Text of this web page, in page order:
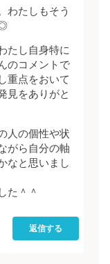
わたしもそう
◎
たし自身特に
のコメントで
重点をおいて
見をありがと
人の個性や状
がら自分の軸
なと思いまし
た＾＾
返信する